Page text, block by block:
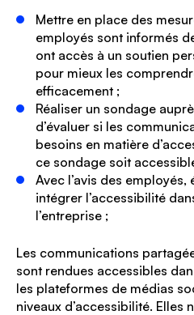
Mettre en place des
employés sont informés
ont accès à un soutien
pour mieux les
efficacement ;
Réaliser un sondage
d’évaluer si les
besoins en matière
ce sondage soit
Avec l’avis des
intégrer l’accessibilité
l’entreprise ;
Les communications
sont rendues accessibles
les plateformes de médias
niveaux d’accessibilité. Elles